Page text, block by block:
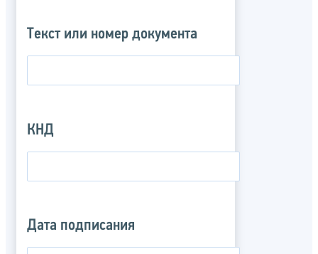
Текст или номер документа
КНД
Дата подписания